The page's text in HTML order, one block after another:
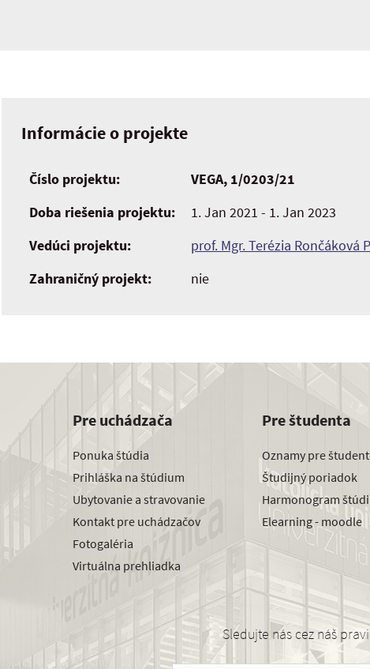
Informácie o projekte
Číslo projektu:
VEGA, 1/0203/21
Doba riešenia projektu:
1. Jan 2021 - 1. Jan 2023
Vedúci projektu:
prof. Mgr. Terézia Rončáková
Zahraničný projekt:
nie
Pre uchádzača
Ponuka štúdia
Prihláška na štúdium
Ubytovanie a stravovanie
Kontakt pre uchádzačov
Fotogaléria
Virtuálna prehliadka
Pre študenta
Oznamy pre
Študijný poriadok
Harmonogram
Elearning - moodle
Sledujte nás cez náš